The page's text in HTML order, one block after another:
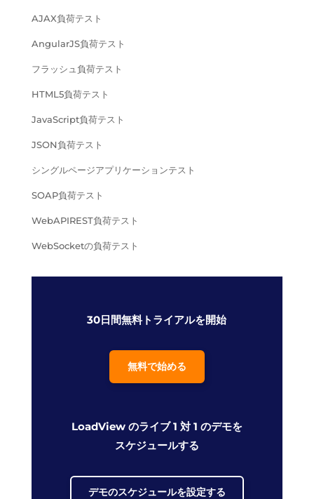
AJAX負荷テスト
AngularJS負荷テスト
フラッシュ負荷テスト
HTML5負荷テスト
JavaScript負荷テスト
JSON負荷テスト
シングルページアプリケーションテスト
SOAP負荷テスト
WebAPIREST負荷テスト
WebSocketの負荷テスト
30日間無料トライアルを開始
無料で始める
LoadView のライブ 1 対 1 のデモを
スケジュールする
デモのスケジュールを設定する